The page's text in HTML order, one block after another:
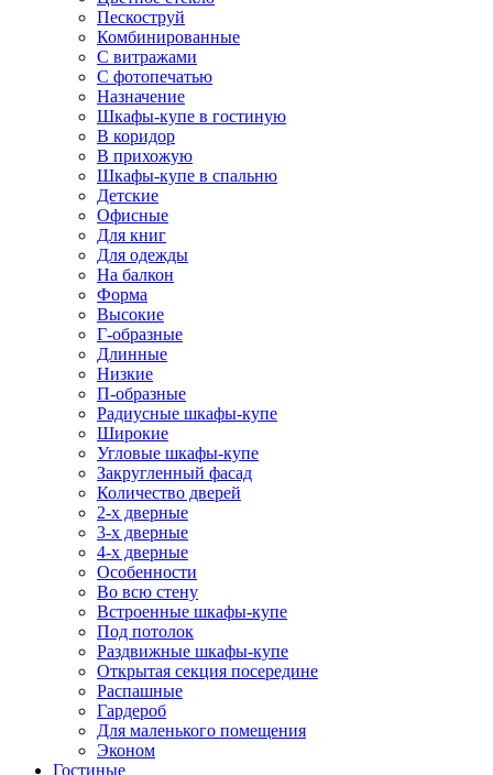
Пескоструй
Комбинированные
С витражами
С фотопечатью
Назначение
Шкафы-купе в гостиную
В коридор
В прихожую
Шкафы-купе в спальню
Детские
Офисные
Для книг
Для одежды
На балкон
Форма
Высокие
Г-образные
Длинные
Низкие
П-образные
Радиусные шкафы-купе
Широкие
Угловые шкафы-купе
Закругленный фасад
Количество дверей
2-х дверные
3-х дверные
4-х дверные
Особенности
Во всю стену
Встроенные шкафы-купе
Под потолок
Раздвижные шкафы-купе
Открытая секция посередине
Распашные
Гардероб
Для маленького помещения
Эконом
Гостиные